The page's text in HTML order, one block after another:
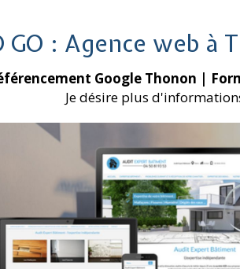
GO : Agence web à
Google Thonon |
Je désire plus